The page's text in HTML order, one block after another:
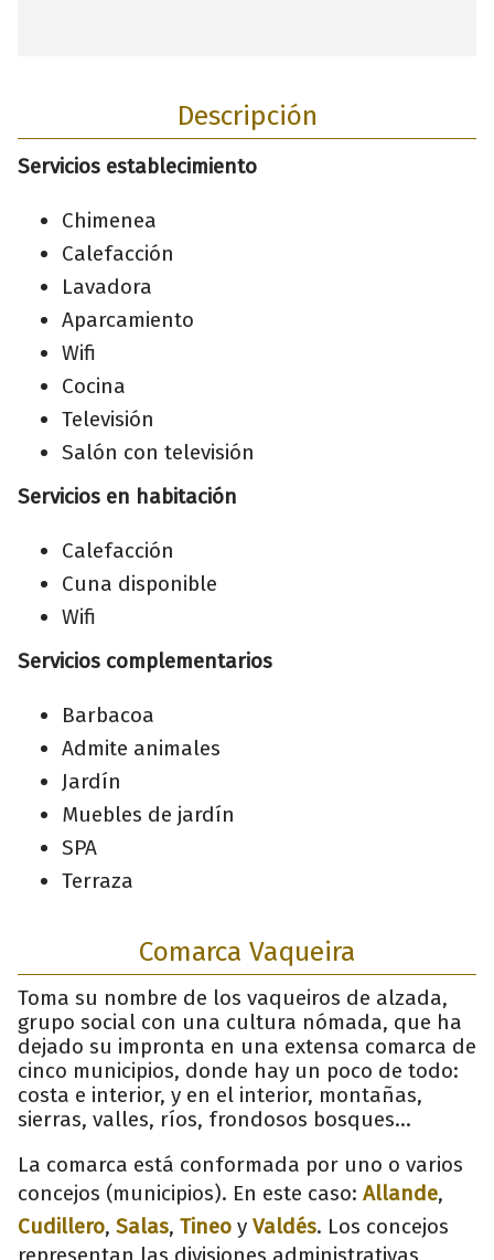
Descripción
Servicios establecimiento
Chimenea
Calefacción
Lavadora
Aparcamiento
Wifi
Cocina
Televisión
Salón con televisión
Servicios en habitación
Calefacción
Cuna disponible
Wifi
Servicios complementarios
Barbacoa
Admite animales
Jardín
Muebles de jardín
SPA
Terraza
Comarca Vaqueira
Toma su nombre de los vaqueiros de alzada,
grupo social con una cultura nómada, que ha
dejado su impronta en una extensa comarca de
cinco municipios, donde hay un poco de todo:
costa e interior, y en el interior, montañas,
sierras, valles, ríos, frondosos bosques…
La comarca está conformada por uno o varios
concejos (municipios). En este caso: Allande,
Cudillero, Salas, Tineo y Valdés. Los concejos
representan las divisiones administrativas